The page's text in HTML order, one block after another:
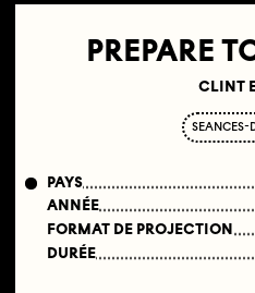
PREPARE
CLINT
PAYS
ANNÉE
FORMAT DE PROJECTION
DURÉE